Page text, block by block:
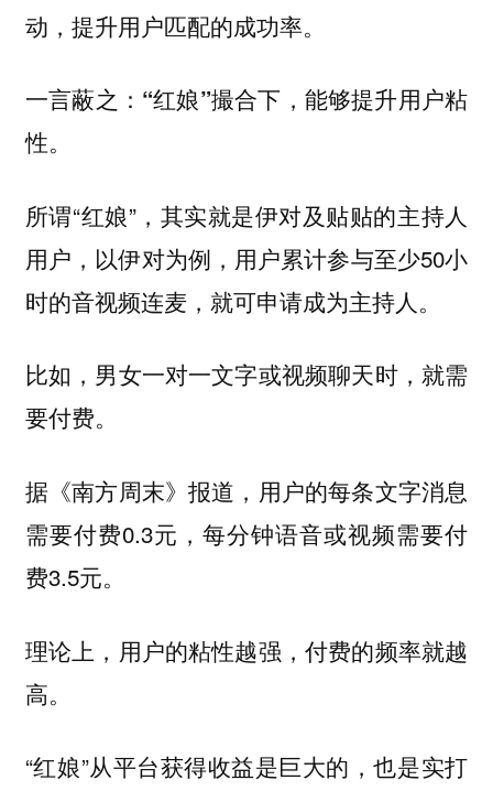
动，提升用户匹配的成功率。
一言蔽之： “红娘”撮合下，能够提升用户粘
性。
所谓“红娘”，其实就是伊对及贴贴的主持人
用户，以伊对为例，用户累计参与至少50小
时的音视频连麦，就可申请成为主持人。
比如，男女一对一文字或视频聊天时，就需
要付费。
据《南方周末》报道，用户的每条文字消息
需要付费0.3元，每分钟语音或视频需要付
费3.5元。
理论上，用户的粘性越强，付费的频率就越
高。
“红娘”从平台获得收益是巨大的，也是实打